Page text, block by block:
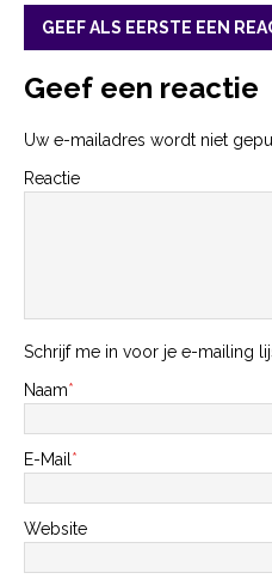
GEEF ALS EERSTE EEN
Geef een reactie
Uw e-mailadres wordt niet
Reactie
Schrijf me in voor je e-mailing
Naam*
E-Mail*
Website